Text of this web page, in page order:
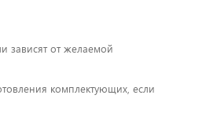
зависят от желаемой
комплектующих, если